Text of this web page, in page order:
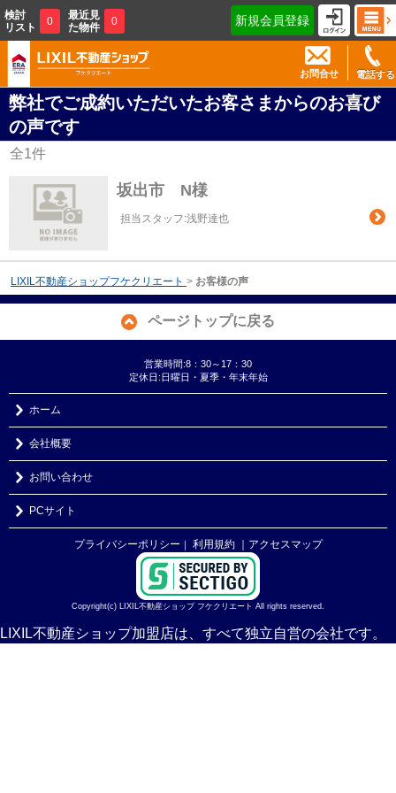
検討
リスト
0
最近見
た物件
0 新規会員登録
電話する
お問合せ
弊社でご成約いただいたお客さまからのお喜び
の声です
全1件
坂出市 N様
担当スタッフ:浅野達也
LIXIL不動産ショップフケクリエート > お客様の声
ページトップに戻る
営業時間:8：30～17：30
定休日:日曜日・夏季・年末年始
ホーム
会社概要
お問い合わせ
PCサイト
プライバシーポリシー ｜ 利用規約 ｜アクセスマップ
Copyright(c) LIXIL不動産ショップ フケクリエート All rights reserved.
LIXIL不動産ショップ加盟店は、すべて独立自営の会社です。